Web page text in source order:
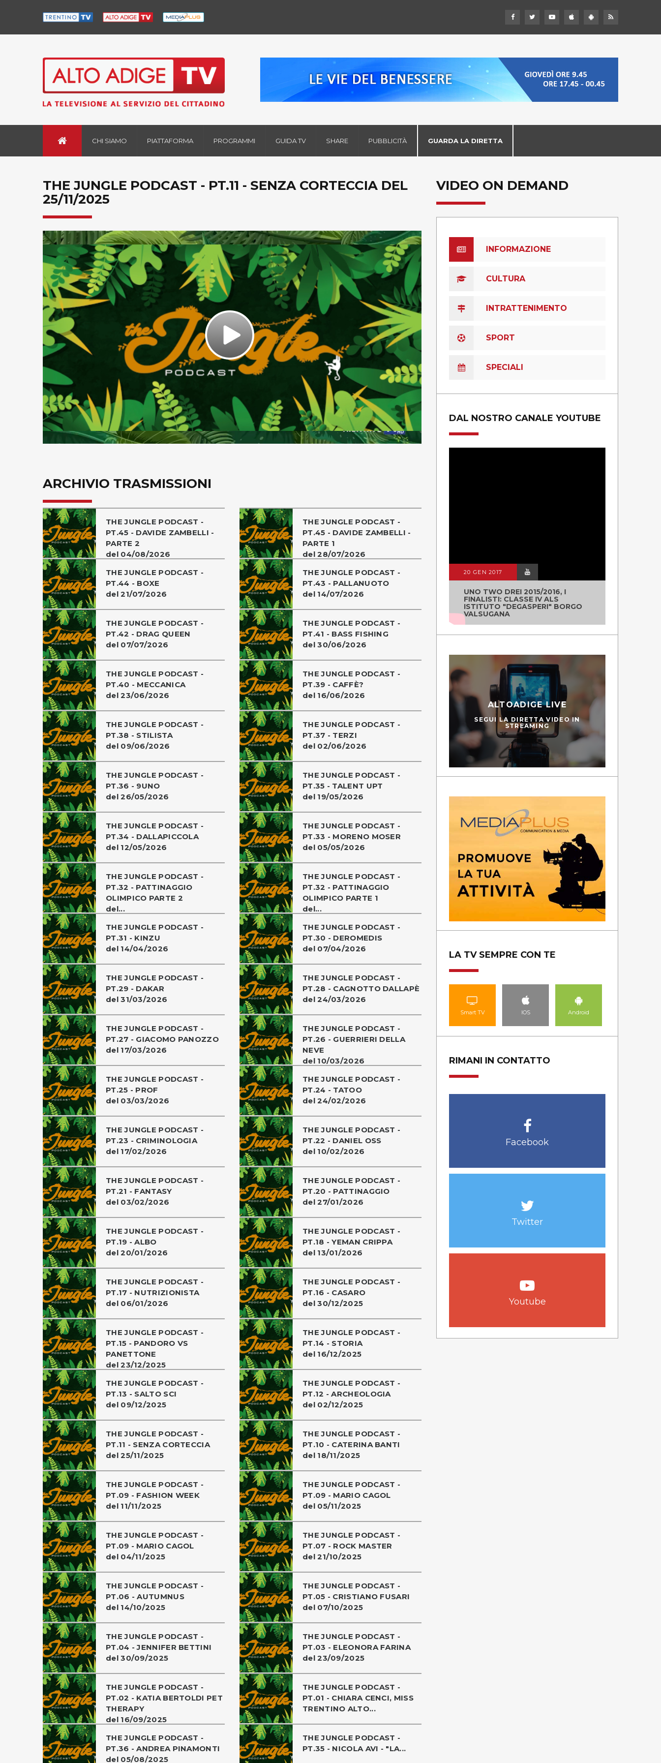
CHI SIAMO PIATTAFORMA PROGRAMMI GUIDA TV SHARE PUBBLICITÀ GUARDA LA DIRETTA
THE JUNGLE PODCAST - PT.11 - SENZA CORTECCIA DEL
25/11/2025
Play
ARCHIVIO TRASMISSIONI
THE JUNGLE PODCAST -
PT.45 - DAVIDE ZAMBELLI -
PARTE 2
del 04/08/2026
THE JUNGLE PODCAST -
PT.45 - DAVIDE ZAMBELLI -
PARTE 1
del 28/07/2026
THE JUNGLE PODCAST -
PT.44 - BOXE
del 21/07/2026
THE JUNGLE PODCAST -
PT.43 - PALLANUOTO
del 14/07/2026
THE JUNGLE PODCAST -
PT.42 - DRAG QUEEN
del 07/07/2026
THE JUNGLE PODCAST -
PT.41 - BASS FISHING
del 30/06/2026
THE JUNGLE PODCAST -
PT.40 - MECCANICA
del 23/06/2026
THE JUNGLE PODCAST -
PT.39 - CAFFÈ?
del 16/06/2026
THE JUNGLE PODCAST -
PT.38 - STILISTA
del 09/06/2026
THE JUNGLE PODCAST -
PT.37 - TERZI
del 02/06/2026
THE JUNGLE PODCAST -
PT.36 - 9UNO
del 26/05/2026
THE JUNGLE PODCAST -
PT.35 - TALENT UPT
del 19/05/2026
THE JUNGLE PODCAST -
PT.34 - DALLAPICCOLA
del 12/05/2026
THE JUNGLE PODCAST -
PT.33 - MORENO MOSER
del 05/05/2026
THE JUNGLE PODCAST -
PT.32 - PATTINAGGIO
OLIMPICO PARTE 2
del...
THE JUNGLE PODCAST -
PT.32 - PATTINAGGIO
OLIMPICO PARTE 1
del...
THE JUNGLE PODCAST -
PT.31 - KINZU
del 14/04/2026
THE JUNGLE PODCAST -
PT.30 - DEROMEDIS
del 07/04/2026
THE JUNGLE PODCAST -
PT.29 - DAKAR
del 31/03/2026
THE JUNGLE PODCAST -
PT.28 - CAGNOTTO DALLAPÈ
del 24/03/2026
THE JUNGLE PODCAST -
PT.27 - GIACOMO PANOZZO
del 17/03/2026
THE JUNGLE PODCAST -
PT.26 - GUERRIERI DELLA
NEVE
del 10/03/2026
THE JUNGLE PODCAST -
PT.25 - PROF
del 03/03/2026
THE JUNGLE PODCAST -
PT.24 - TATOO
del 24/02/2026
THE JUNGLE PODCAST -
PT.23 - CRIMINOLOGIA
del 17/02/2026
THE JUNGLE PODCAST -
PT.22 - DANIEL OSS
del 10/02/2026
THE JUNGLE PODCAST -
PT.21 - FANTASY
del 03/02/2026
THE JUNGLE PODCAST -
PT.20 - PATTINAGGIO
del 27/01/2026
THE JUNGLE PODCAST -
PT.19 - ALBO
del 20/01/2026
THE JUNGLE PODCAST -
PT.18 - YEMAN CRIPPA
del 13/01/2026
THE JUNGLE PODCAST -
PT.17 - NUTRIZIONISTA
del 06/01/2026
THE JUNGLE PODCAST -
PT.16 - CASARO
del 30/12/2025
THE JUNGLE PODCAST -
PT.15 - PANDORO VS
PANETTONE
del 23/12/2025
THE JUNGLE PODCAST -
PT.14 - STORIA
del 16/12/2025
THE JUNGLE PODCAST -
PT.13 - SALTO SCI
del 09/12/2025
THE JUNGLE PODCAST -
PT.12 - ARCHEOLOGIA
del 02/12/2025
THE JUNGLE PODCAST -
PT.11 - SENZA CORTECCIA
del 25/11/2025
THE JUNGLE PODCAST -
PT.10 - CATERINA BANTI
del 18/11/2025
THE JUNGLE PODCAST -
PT.09 - FASHION WEEK
del 11/11/2025
THE JUNGLE PODCAST -
PT.09 - MARIO CAGOL
del 05/11/2025
THE JUNGLE PODCAST -
PT.09 - MARIO CAGOL
del 04/11/2025
THE JUNGLE PODCAST -
PT.07 - ROCK MASTER
del 21/10/2025
THE JUNGLE PODCAST -
PT.06 - AUTUMNUS
del 14/10/2025
THE JUNGLE PODCAST -
PT.05 - CRISTIANO FUSARI
del 07/10/2025
THE JUNGLE PODCAST -
PT.04 - JENNIFER BETTINI
del 30/09/2025
THE JUNGLE PODCAST -
PT.03 - ELEONORA FARINA
del 23/09/2025
THE JUNGLE PODCAST -
PT.02 - KATIA BERTOLDI PET
THERAPY
del 16/09/2025
THE JUNGLE PODCAST -
PT.01 - CHIARA CENCI, MISS
TRENTINO ALTO...
THE JUNGLE PODCAST -
PT.36 - ANDREA PINAMONTI
del 05/08/2025
THE JUNGLE PODCAST -
PT.35 - NICOLA AVI - "LA...
VIDEO ON DEMAND
INFORMAZIONE
CULTURA
INTRATTENIMENTO
SPORT
SPECIALI
DAL NOSTRO CANALE YOUTUBE
20 GEN 2017
UNO TWO DREI 2015/2016, I
FINALISTI: CLASSE IV ALS
ISTITUTO "DEGASPERI" BORGO
VALSUGANA
ALTOADIGE LIVE
SEGUI LA DIRETTA VIDEO IN
STREAMING
LA TV SEMPRE CON TE
Smart TV IOS Android
RIMANI IN CONTATTO
Facebook
Twitter
Youtube